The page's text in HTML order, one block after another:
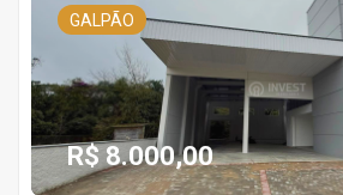
GALPÃO
R$ 8.000,00